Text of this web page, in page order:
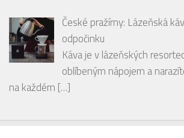
České pražírny: Lázeňská
odpočinku
Káva je v lázeňských
oblíbeným nápojem a
na každém […]